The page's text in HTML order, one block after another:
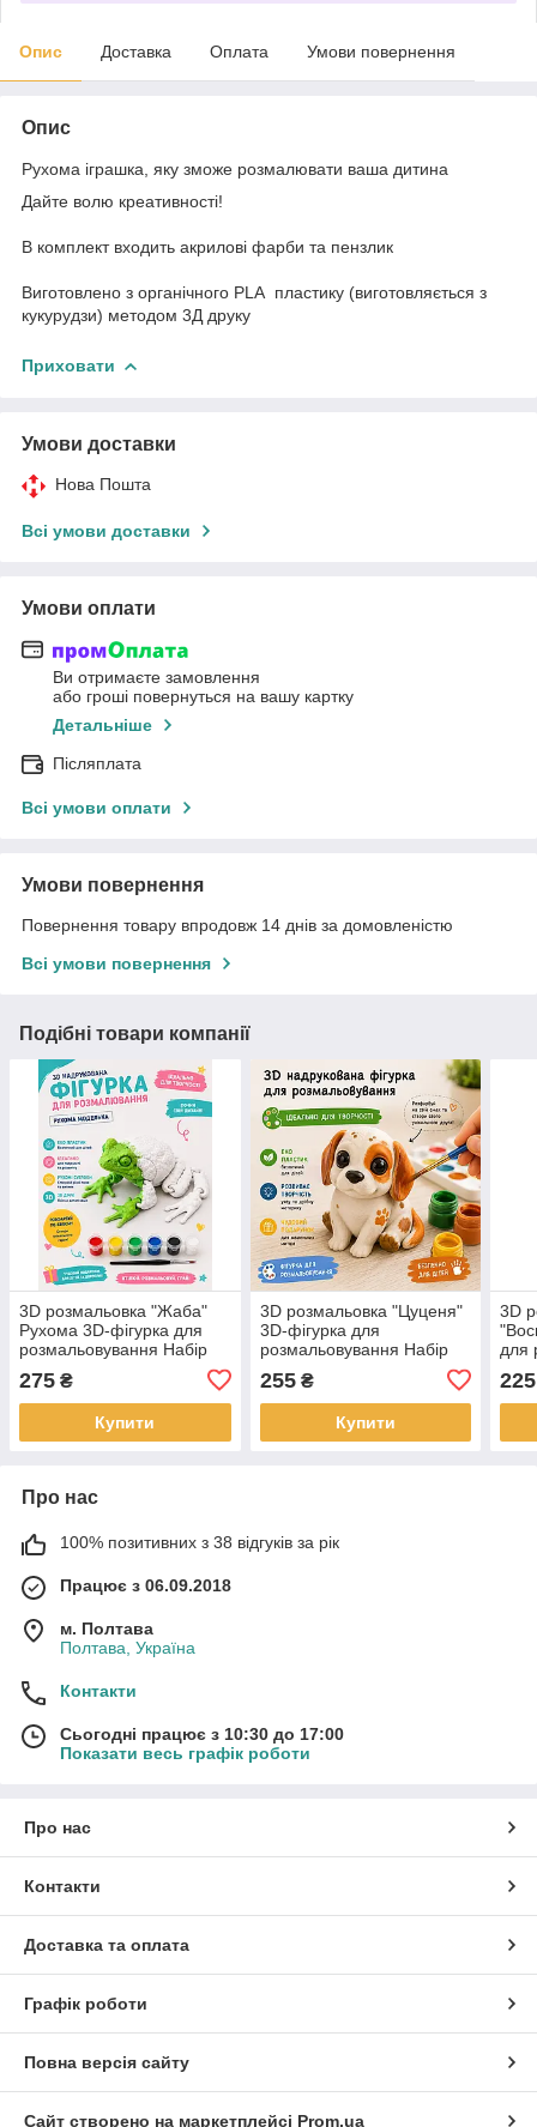
Опис Доставка Оплата Умови повернення
Опис
Рухома іграшка, яку зможе розмалювати ваша дитина
Дайте волю креативності!
В комплект входить акрилові фарби та пензлик
Виготовлено з органічного PLA пластику (виготовляється з
кукурудзи) методом 3Д друку
Приховати
Умови доставки
Нова Пошта
Всі умови доставки
Умови оплати
Ви отримаєте замовлення
або гроші повернуться на вашу картку
Детальніше
Післяплата
Всі умови оплати
Умови повернення
Повернення товару впродовж 14 днів за домовленістю
Всі умови повернення
Подібні товари компанії
3D розмальовка "Жаба"
Рухома 3D-фігурка для
розмальовування Набір
275 ₴
Купити
3D розмальовка "Цуценя"
3D-фігурка для
розмальовування Набір
255₴
Купити
3D
для
225
Про нас
100% позитивних з 38 відгуків за рік
Працює з 06.09.2018
м. Полтава
Полтава, Україна
Контакти
Сьогодні працює з 10:30 до 17:00
Показати весь графік роботи
Про нас
Контакти
Доставка та оплата
Графік роботи
Повна версія сайту
Сайт створено на маркетплейсі Prom.ua